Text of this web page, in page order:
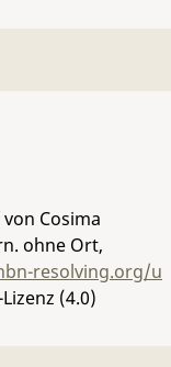
Cosima
ohne Ort,
resolving.org/u
Lizenz (4.0)